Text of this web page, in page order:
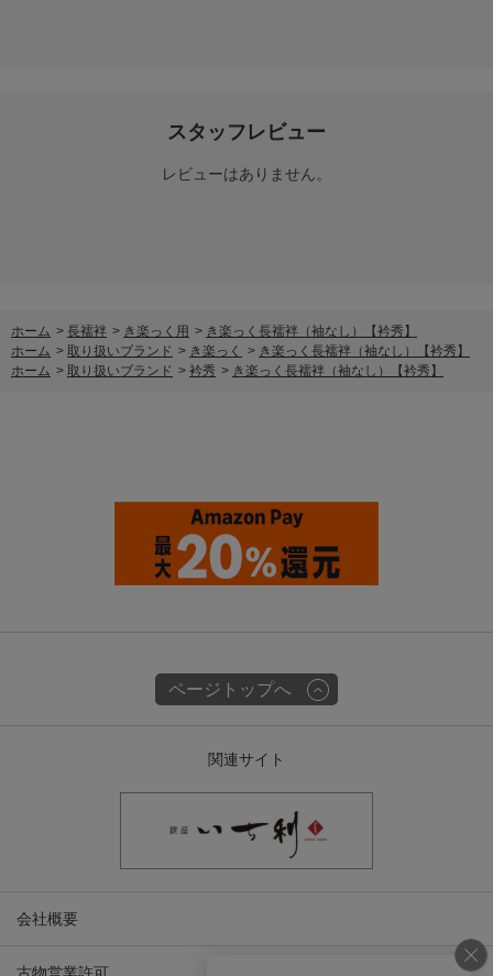
スタッフレビュー
レビューはありません。
ホーム > 長襦袢 > き楽っく用 > き楽っく長襦袢（袖なし）【衿秀】
ホーム > 取り扱いブランド > き楽っく > き楽っく長襦袢（袖なし）【衿秀】
ホーム > 取り扱いブランド > 衿秀 > き楽っく長襦袢（袖なし）【衿秀】
ページトップへ
関連サイト
会社概要